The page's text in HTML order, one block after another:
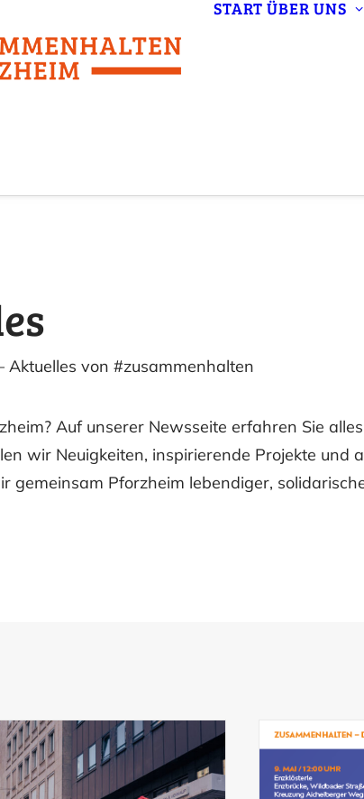
START ÜBER UNS
Aktuelles von #zusammenhalten
Auf unserer Newsseite erfahren Sie
wir Neuigkeiten, inspirierende Projekte und
gemeinsam Pforzheim lebendiger,